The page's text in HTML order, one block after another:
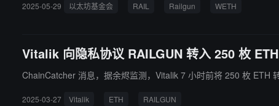
2025-05-29 以太坊基金会 RAIL Railgun WETH
Vitalik 向隐私协议 RAILGUN 转入 250 枚 ETH
2025-03-27 Vitalik ETH RAILGUN